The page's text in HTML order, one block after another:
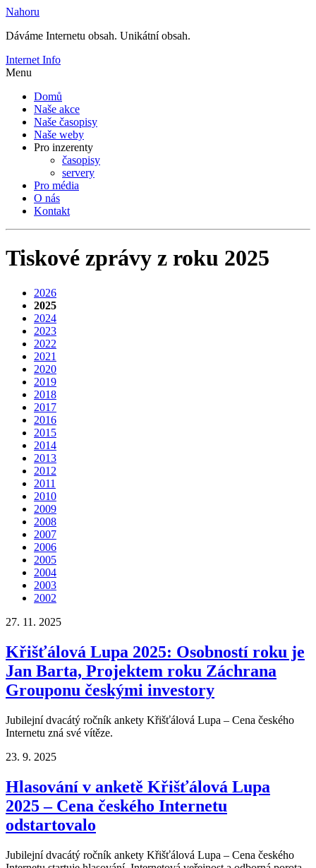
Nahoru
Dáváme Internetu obsah. Unikátní obsah.
Internet Info
Menu
Domů
Naše akce
Naše časopisy
Naše weby
Pro inzerenty
časopisy
servery
Pro média
O nás
Kontakt
Tiskové zprávy z roku 2025
2026
2025
2024
2023
2022
2021
2020
2019
2018
2017
2016
2015
2014
2013
2012
2011
2010
2009
2008
2007
2006
2005
2004
2003
2002
27. 11. 2025
Křišťálová Lupa 2025: Osobností roku je
Jan Barta, Projektem roku Záchrana
Grouponu českými investory
Jubilejní dvacátý ročník ankety Křišťálová Lupa – Cena českého
Internetu zná své vítěze.
23. 9. 2025
Hlasování v anketě Křišťálová Lupa
2025 – Cena českého Internetu
odstartovalo
Jubilejní dvacátý ročník ankety Křišťálová Lupa – Cena českého